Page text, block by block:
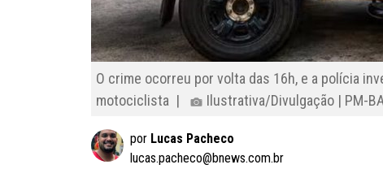
O crime ocorreu por volta das 16h, e a polícia
motociclista |
Ilustrativa/Divulgação | PM-
por Lucas Pacheco
lucas.pacheco@bnews.com.br